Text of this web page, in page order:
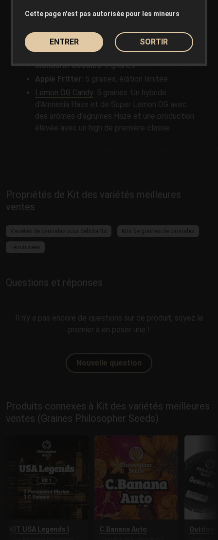
Dans ce kit numéro 3, la Lemon OG Candy
génétique intemporelle de la banque, est ajoutée
aux variétés précédentes:
C.Banana: 5 graines
Mandarin Cookies: 5 graines
Apple Fritter: 5 graines, édition limitée
Lemon OG Candy: 5 graines. Un hybride
d'Amnesia Haze et de Super Lemon OG avec
des arômes d'agrumes Haze et une production
élevée avec un high de première classe.
Propriétés de Kit des variétés meilleures
ventes
Variétés de cannabis pour débutants Kits de graines de cannabis
Féminisées
Questions et réponses
Il n’y a pas encore de questions sur ce produit, soyez le
premier à en poser une !
Nouvelle question
Produits connexes à Kit des variétés meilleures
ventes (Graines Philosopher Seeds)
KIT USA Legends I C.Banana Auto Outdoor
Cette page n'est pas autorisée pour les mineurs
ENTRER SORTIR